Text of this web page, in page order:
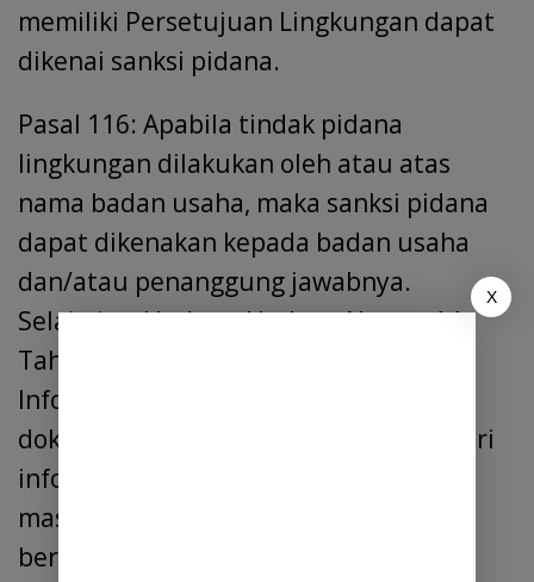
memiliki Persetujuan Lingkungan dapat
dikenai sanksi pidana.
Pasal 116: Apabila tindak pidana
lingkungan dilakukan oleh atau atas
nama badan usaha, maka sanksi pidana
dapat dikenakan kepada badan usaha
dan/atau penanggung jawabnya.
Selain itu, Undang-Undang Nomor 14
Tahun 2008 tentang Keterbukaan
Informasi Publik mengatur bahwa
dokumen lingkungan termasuk kategori
informasi publik yang dapat diakses
masyarakat sesuai mekanisme yang
berlaku.
X